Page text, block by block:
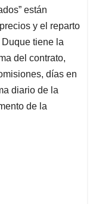
están
y el reparto
tiene la
del contrato,
días en
diario de la
de la